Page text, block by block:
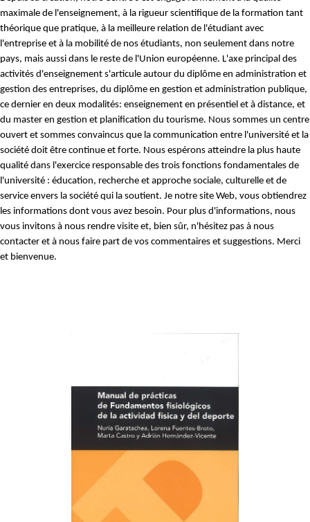
maximale de l'enseignement, à la rigueur scientifique de la formation tant
théorique que pratique, à la meilleure relation de l'étudiant avec
l'entreprise et à la mobilité de nos étudiants, non seulement dans notre
pays, mais aussi dans le reste de l'Union européenne. L'axe principal des
activités d'enseignement s'articule autour du diplôme en administration et
gestion des entreprises, du diplôme en gestion et administration publique,
ce dernier en deux modalités: enseignement en présentiel et à distance, et
du master en gestion et planification du tourisme. Nous sommes un centre
ouvert et sommes convaincus que la communication entre l'université et la
société doit être continue et forte. Nous espérons atteindre la plus haute
qualité dans l'exercice responsable des trois fonctions fondamentales de
l'université : éducation, recherche et approche sociale, culturelle et de
service envers la société qui la soutient. Je notre site Web, vous obtiendrez
les informations dont vous avez besoin. Pour plus d'informations, nous
vous invitons à nous rendre visite et, bien sûr, n'hésitez pas à nous
contacter et à nous faire part de vos commentaires et suggestions. Merci
et bienvenue.